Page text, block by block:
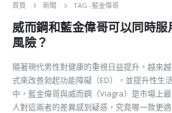
首頁 新聞 TAG -藍金偉哥
威而鋼和藍金偉哥可以同時
風險？
隨著現代男性對健康的重視日益提升，越來
式來改善勃起功能障礙（ED），並提升性生
中，藍金偉哥與威而鋼（Viagra）是市場上
人對這兩者的差異感到疑惑，究竟哪一款更